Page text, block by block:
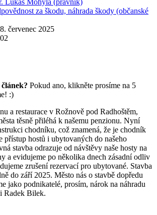
Lukáš Mohyla (právník)
za škodu, náhrada škody (občanské
červenec 2025
Pokud ano, klikněte prosíme na 5
:)
a restaurace v Rožnově pod Radhoštěm,
těsně přiléhá k našemu penzionu. Nyní
chodníku, což znamená, že je chodník
přístup hostů i ubytovaných do našeho
stavba odrazuje od návštěvy naše hosty na
a evidujeme po několika dnech zásadní odliv
zrušení rezervací pro ubytované. Stavba
do září 2025. Město nás o stavbě dopředu
jako podnikatelé, prosím, nárok na náhradu
Radek Bilek.